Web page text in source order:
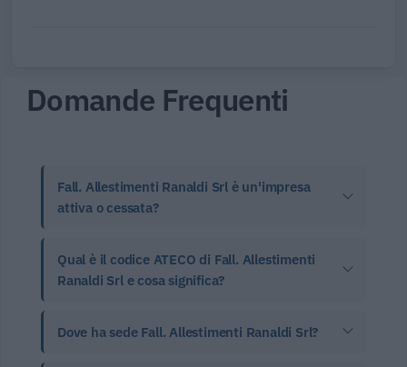
Domande Frequenti
Fall. Allestimenti Ranaldi Srl è un'impresa
attiva o cessata?
Qual è il codice ATECO di Fall. Allestimenti
Ranaldi Srl e cosa significa?
Dove ha sede Fall. Allestimenti Ranaldi Srl?